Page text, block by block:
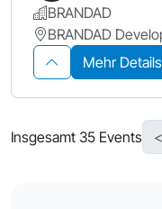
BRANDAD
BRANDAD
Mehr Details
Insgesamt 35 Events <